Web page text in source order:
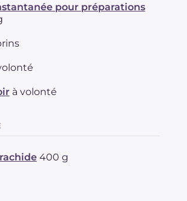
pour préparations
à volonté
400 g